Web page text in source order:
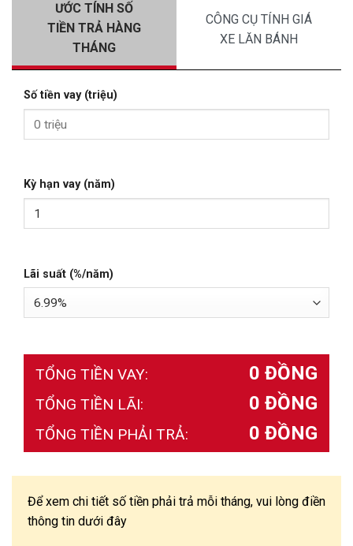
ƯỚC TÍNH SỐ
TIỀN TRẢ HÀNG
THÁNG
CÔNG CỤ TÍNH GIÁ
XE LĂN BÁNH
Số tiền vay (triệu)
Kỳ hạn vay (năm)
Lãi suất (%/năm)
TỔNG TIỀN VAY: 0 ĐỒNG
TỔNG TIỀN LÃI: 0 ĐỒNG
TỔNG TIỀN PHẢI TRẢ: 0 ĐỒNG
Để xem chi tiết số tiền phải trả mỗi tháng, vui lòng điền
thông tin dưới đây